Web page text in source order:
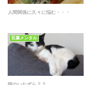
人間関係に久々に悩む・・・
豆腐メンタル